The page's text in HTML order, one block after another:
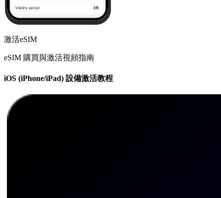
激活eSIM
eSIM 購買與激活視頻指南
iOS (iPhone/iPad) 設備激活教程